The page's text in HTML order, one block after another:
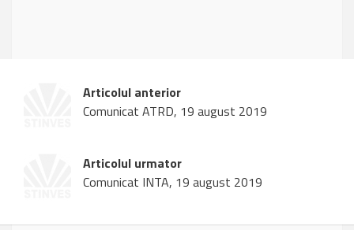
Articolul anterior
Comunicat ATRD, 19 august 2019
Articolul urmator
Comunicat INTA, 19 august 2019